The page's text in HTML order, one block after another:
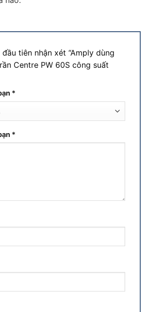
tiên nhận xét “Amply dùng
Centre PW 60S công suất
*
*